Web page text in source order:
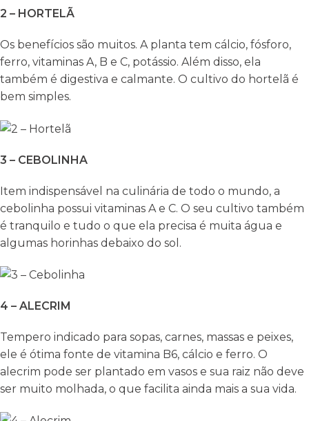
2 – HORTELÃ
Os benefícios são muitos. A planta tem cálcio, fósforo,
ferro, vitaminas A, B e C, potássio. Além disso, ela
também é digestiva e calmante. O cultivo do hortelã é
bem simples.
3 – CEBOLINHA
Item indispensável na culinária de todo o mundo, a
cebolinha possui vitaminas A e C. O seu cultivo também
é tranquilo e tudo o que ela precisa é muita água e
algumas horinhas debaixo do sol.
4 – ALECRIM
Tempero indicado para sopas, carnes, massas e peixes,
ele é ótima fonte de vitamina B6, cálcio e ferro. O
alecrim pode ser plantado em vasos e sua raiz não deve
ser muito molhada, o que facilita ainda mais a sua vida.